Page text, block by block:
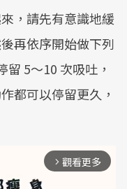
，請先有意識地緩
再依序開始做下列
5～10 次吸吐，
都可以停留更久，
arrow_forward_ios 觀看更多